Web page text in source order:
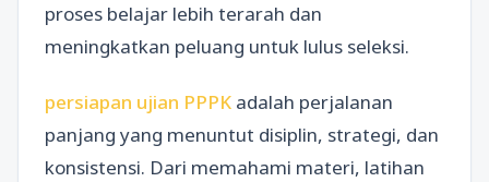
proses belajar lebih terarah dan
meningkatkan peluang untuk lulus seleksi.
persiapan ujian PPPK adalah perjalanan
panjang yang menuntut disiplin, strategi, dan
konsistensi. Dari memahami materi, latihan